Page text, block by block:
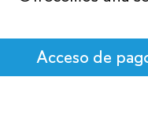
Acceso de